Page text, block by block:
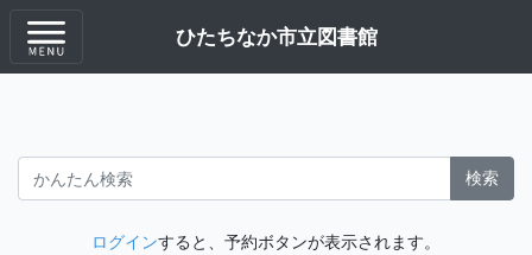
ひたちなか市立図書館
検索
ログインすると、予約ボタンが表示されます。